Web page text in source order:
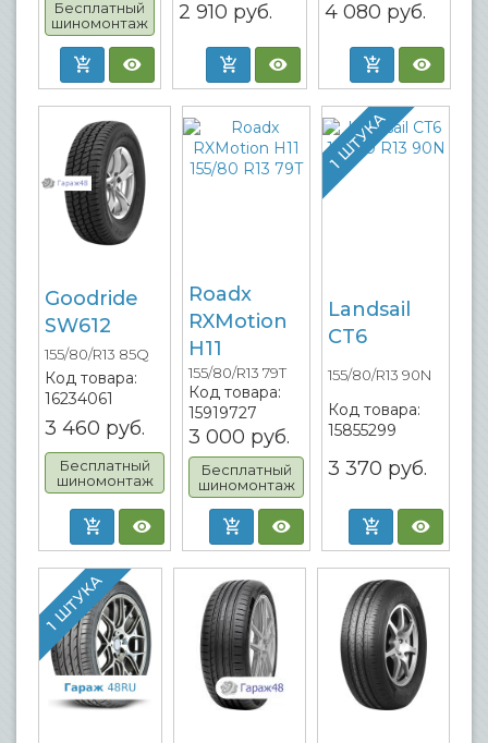
Бесплатный
шиномонтаж
2 910 руб. 4 080 руб.
Goodride
SW612
155/80/R13 85Q
Код товара:
16234061
3 460 руб.
Бесплатный
шиномонтаж
Roadx
RXMotion
H11
155/80/R13 79T
Код товара:
15919727
3 000 руб.
Бесплатный
шиномонтаж
1 ШТУКА
Landsail
CT6
155/80/R13 90N
Код товара:
15855299
3 370 руб.
1 ШТУКА